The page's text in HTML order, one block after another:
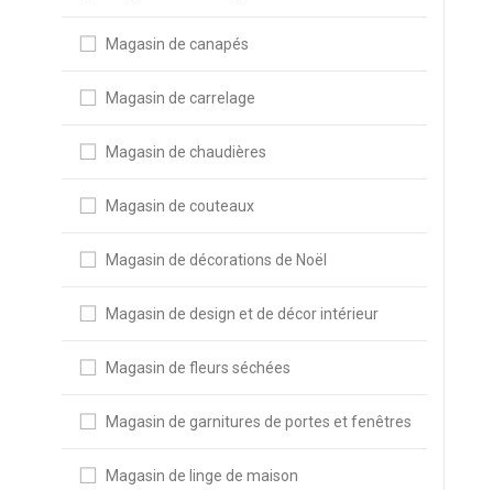
Magasin de canapés
Magasin de carrelage
Magasin de chaudières
Magasin de couteaux
Magasin de décorations de Noël
Magasin de design et de décor intérieur
Magasin de fleurs séchées
Magasin de garnitures de portes et fenêtres
Magasin de linge de maison